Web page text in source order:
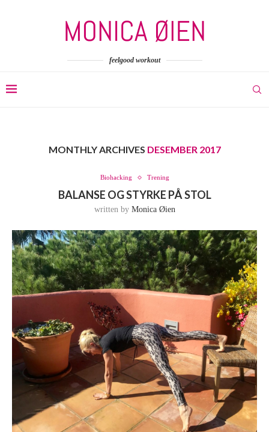
feelgood workout
MONTHLY ARCHIVES DESEMBER 2017
Biohacking Trening
BALANSE OG STYRKE PÅ STOL
written by Monica Øien